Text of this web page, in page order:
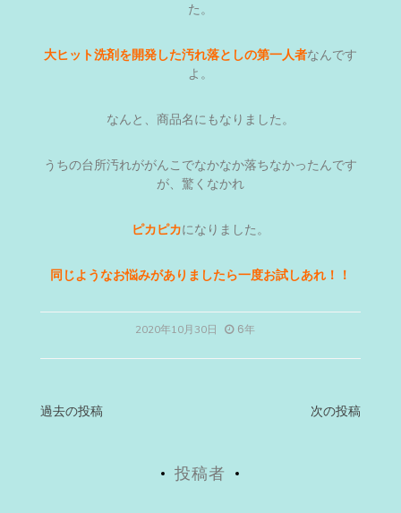
た。
大ヒット洗剤を開発した汚れ落としの第一人者なんです
よ。
なんと、商品名にもなりました。
うちの台所汚れががんこでなかなか落ちなかったんです
が、驚くなかれ
ピカピカになりました。
同じようなお悩みがありましたら一度お試しあれ！！
2020年10月30日 6年
投
過去の投稿 次の投稿
投稿者